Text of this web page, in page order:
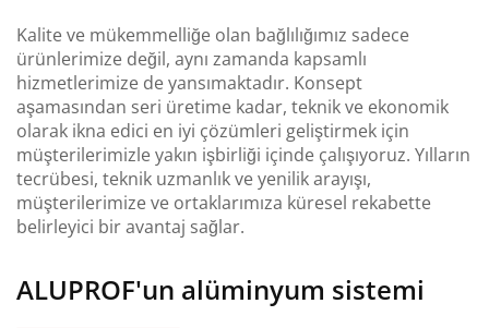
Kalite ve mükemmelliğe olan bağlılığımız sadece
ürünlerimize değil, aynı zamanda kapsamlı
hizmetlerimize de yansımaktadır. Konsept
aşamasından seri üretime kadar, teknik ve ekonomik
olarak ikna edici en iyi çözümleri geliştirmek için
müşterilerimizle yakın işbirliği içinde çalışıyoruz. Yılların
tecrübesi, teknik uzmanlık ve yenilik arayışı,
müşterilerimize ve ortaklarımıza küresel rekabette
belirleyici bir avantaj sağlar.
ALUPROF'un alüminyum sistemi